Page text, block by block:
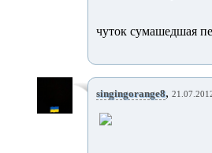
чуток сумашедшая
singingorange8,